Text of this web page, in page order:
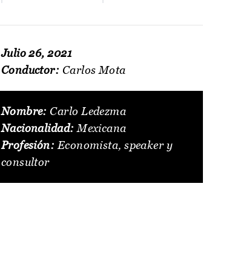
Julio 26, 2021
Conductor: Carlos Mota
Nombre: Carlo Ledezma
Nacionalidad: Mexicana
Profesión: Economista, speaker y
consultor